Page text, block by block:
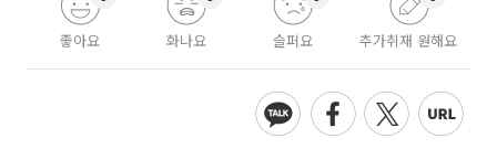
좋아요 화나요 슬퍼요 추가취재 원해요